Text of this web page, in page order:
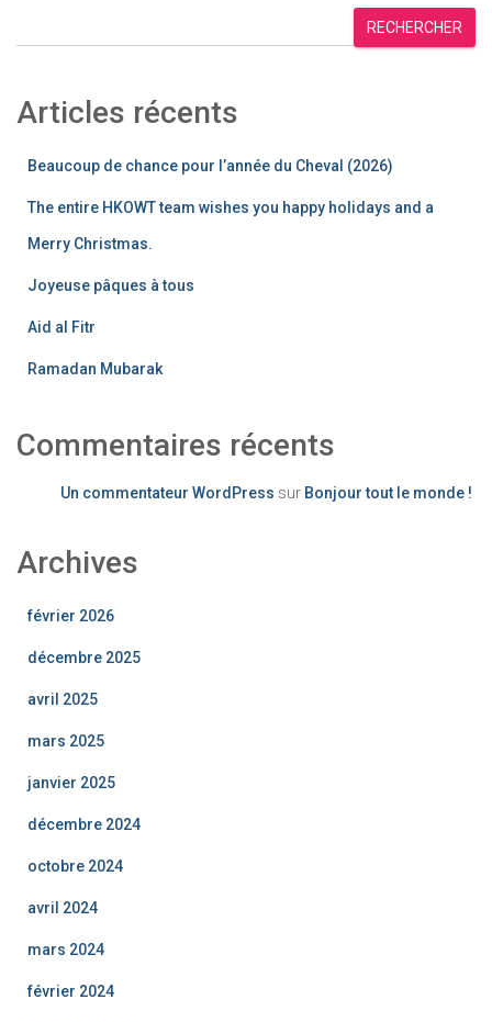
RECHERCHER
Articles récents
Beaucoup de chance pour l’année du Cheval (2026)
The entire HKOWT team wishes you happy holidays and a
Merry Christmas.
Joyeuse pâques à tous
Aid al Fitr
Ramadan Mubarak
Commentaires récents
Un commentateur WordPress sur Bonjour tout le monde !
Archives
février 2026
décembre 2025
avril 2025
mars 2025
janvier 2025
décembre 2024
octobre 2024
avril 2024
mars 2024
février 2024